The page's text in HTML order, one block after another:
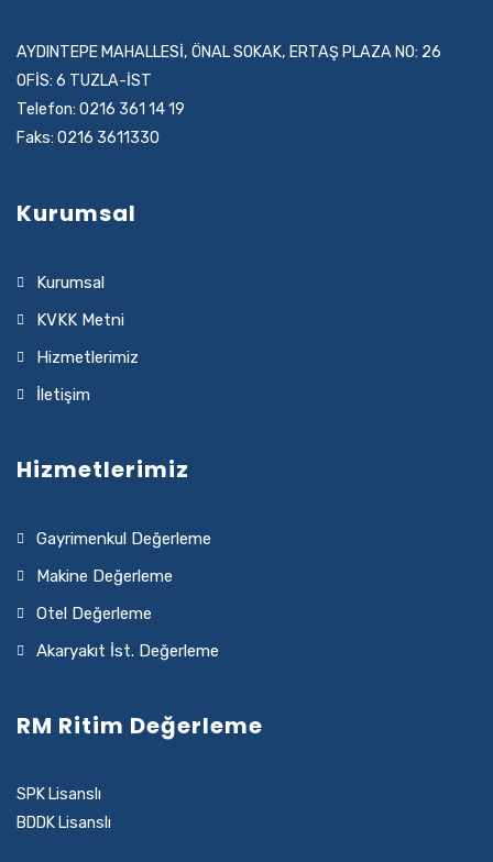
AYDINTEPE MAHALLESİ, ÖNAL SOKAK, ERTAŞ PLAZA NO: 26
OFİS: 6 TUZLA-İST
Telefon: 0216 361 14 19
Faks: 0216 3611330
Kurumsal
Kurumsal
KVKK Metni
Hizmetlerimiz
İletişim
Hizmetlerimiz
Gayrimenkul Değerleme
Makine Değerleme
Otel Değerleme
Akaryakıt İst. Değerleme
RM Ritim Değerleme
SPK Lisanslı
BDDK Lisanslı